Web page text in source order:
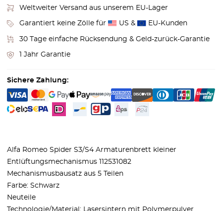
Weltweiter Versand aus unserem EU-Lager
Garantiert keine Zölle für US & EU-Kunden
30 Tage einfache Rücksendung & Geld-zurück-Garantie
1 Jahr Garantie
Sichere Zahlung:
Alfa Romeo Spider S3/S4 Armaturenbrett kleiner
Entlüftungsmechanismus 112531082
Mechanismusbausatz aus 5 Teilen
Farbe: Schwarz
Neuteile
Technologie/Material: Lasersintern mit Polymerpulver